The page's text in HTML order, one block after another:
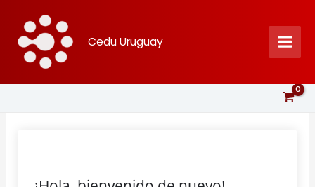
contenido
Cedu Uruguay